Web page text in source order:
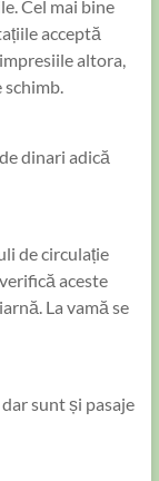
Cel mai bine
acceptă
altora,
schimb.
dinari adică
de circulație
aceste
La vamă se
sunt și pasaje